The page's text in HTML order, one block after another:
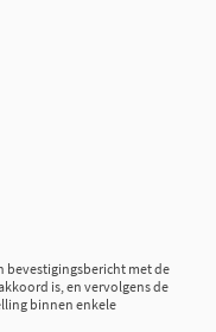
bevestigingsbericht met de
is, en vervolgens de
binnen enkele